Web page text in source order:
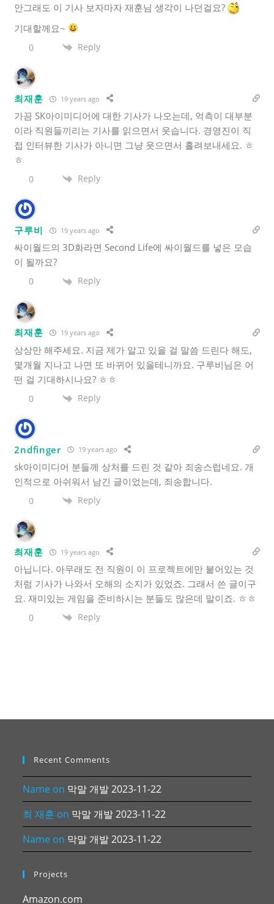
안그래도 이 기사 보자마자 재훈님 생각이 나던걸요?
기대할께요~
0 Reply
최재훈 19 years ago
가끔 SK아이미디어에 대한 기사가 나오는데, 억측이 대부분
이라 직원들끼리는 기사를 읽으면서 웃습니다. 경영진이 직
접 인터뷰한 기사가 아니면 그냥 웃으면서 흘려보내세요. ㅎ
ㅎ
0 Reply
구루비 19 years ago
싸이월드의 3D화라면 Second Life에 싸이월드를 넣은 모습
이 될까요?
0 Reply
최재훈 19 years ago
상상만 해주세요. 지금 제가 알고 있을 걸 말씀 드린다 해도,
몇개월 지나고 나면 또 바뀌어 있을테니까요. 구루비님은 어
떤 걸 기대하시나요? ㅎㅎ
0 Reply
2ndfinger 19 years ago
sk아이미디어 분들께 상처를 드린 것 같아 죄송스럽네요. 개
인적으로 아쉬워서 남긴 글이었는데, 죄송합니다.
0 Reply
최재훈 19 years ago
아닙니다. 아무래도 전 직원이 이 프로젝트에만 붙어있는 것
처럼 기사가 나와서 오해의 소지가 있었죠. 그래서 쓴 글이구
요. 재미있는 게임을 준비하시는 분들도 많은데 말이죠. ㅎㅎ
0 Reply
Recent Comments
Name on 막말 개발 2023-11-22
최 재훈 on 막말 개발 2023-11-22
Name on 막말 개발 2023-11-22
Projects
Amazon.com